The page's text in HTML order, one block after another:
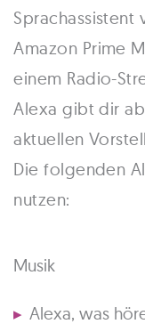
Sprachassistent
Amazon Prime
einem Radio-
Alexa gibt dir
aktuellen
Die folgenden
nutzen:
Musik
Alexa, was